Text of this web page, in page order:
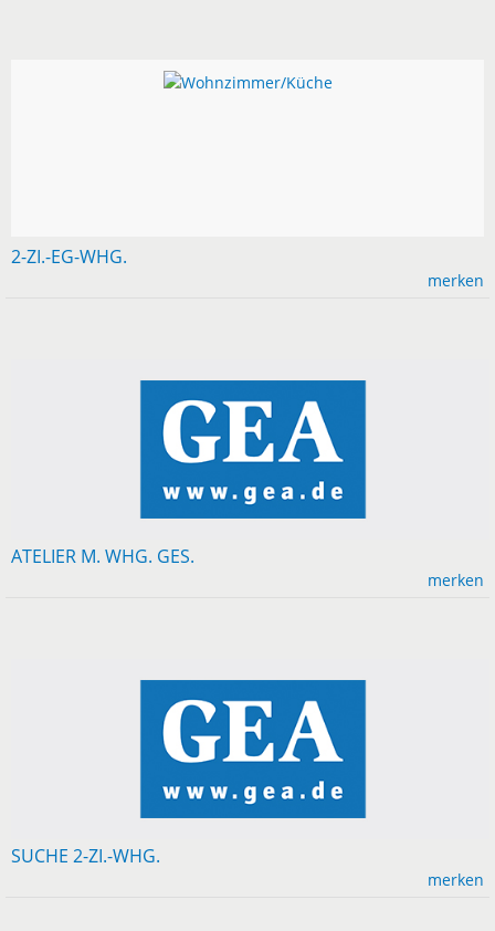
2-ZI.-EG-WHG.
merken
ATELIER M. WHG. GES.
merken
SUCHE 2-ZI.-WHG.
merken